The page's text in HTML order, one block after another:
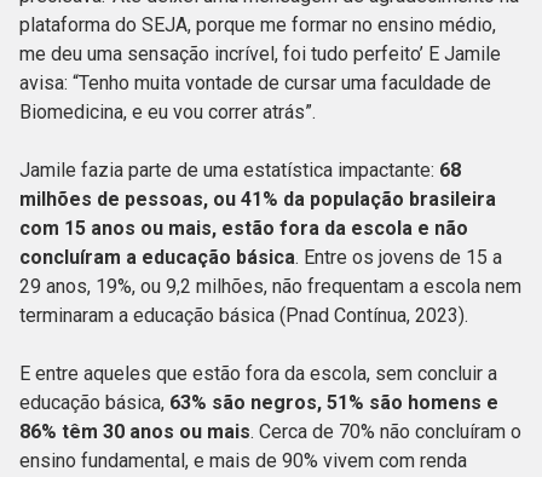
plataforma do SEJA, porque me formar no ensino médio,
me deu uma sensação incrível, foi tudo perfeito’ E Jamile
avisa: “Tenho muita vontade de cursar uma faculdade de
Biomedicina, e eu vou correr atrás”.
Jamile fazia parte de uma estatística impactante: 68
milhões de pessoas, ou 41% da população brasileira
com 15 anos ou mais, estão fora da escola e não
concluíram a educação básica. Entre os jovens de 15 a
29 anos, 19%, ou 9,2 milhões, não frequentam a escola nem
terminaram a educação básica (Pnad Contínua, 2023).
E entre aqueles que estão fora da escola, sem concluir a
educação básica, 63% são negros, 51% são homens e
86% têm 30 anos ou mais. Cerca de 70% não concluíram o
ensino fundamental, e mais de 90% vivem com renda